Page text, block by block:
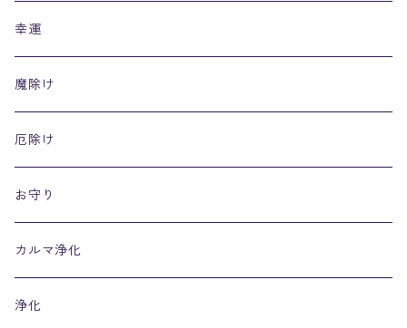
幸運
魔除け
厄除け
お守り
カルマ浄化
浄化